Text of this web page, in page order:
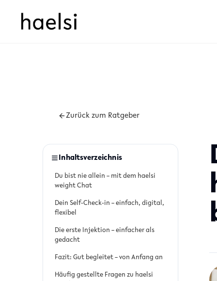
Zurück zum Ratgeber
Inhaltsverzeichnis
Du bist nie allein – mit dem haelsi
weight Chat
Dein Self-Check-in – einfach, digital,
flexibel
Die erste Injektion – einfacher als
gedacht
Fazit: Gut begleitet – von Anfang an
Häufig gestellte Fragen zu haelsi